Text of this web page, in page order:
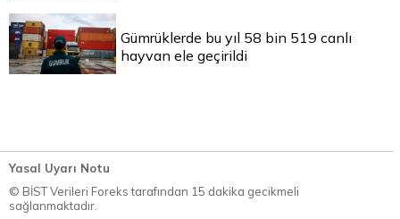
Gümrüklerde bu yıl 58 bin 519 canlı
hayvan ele geçirildi
Yasal Uyarı Notu
© BİST Verileri Foreks tarafından 15 dakika gecikmeli
sağlanmaktadır.